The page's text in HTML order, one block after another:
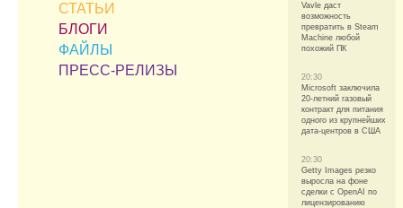
СТАТЬИ
БЛОГИ
ФАЙЛЫ
ПРЕСС-РЕЛИЗЫ
Vavle даст
возможность
превратить в Steam
Machine любой
похожий ПК
20:30
Microsoft заключила
20-летний газовый
контракт для питания
одного из крупнейших
дата-центров в США
20:30
Getty Images резко
выросла на фоне
сделки с OpenAI по
лицензированию